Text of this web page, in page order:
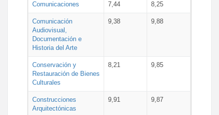
Comunicaciones 7,44 8,25
Comunicación
Audiovisual,
Documentación e
Historia del Arte
9,38 9,88
Conservación y
Restauración de Bienes
Culturales
8,21 9,85
Construcciones
Arquitectónicas
9,91 9,87